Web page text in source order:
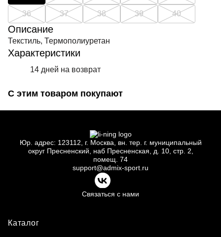
36 37 38 39 40
Описание
Текстиль, Термополиуретан
Характеристики
14 дней на возврат
С этим товаром покупают
Юр. адрес: 123112, г. Москва, вн. тер. г. муниципальный
округ Пресненский, наб Пресненская, д. 10, стр. 2,
помещ. 74
support@admix-sport.ru
Связаться с нами
Каталог